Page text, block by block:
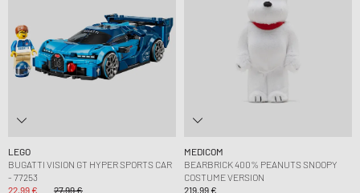
LEGO
BUGATTI VISION GT HYPER SPORTS CAR
- 77253
22,99 €
27,99 €
MEDICOM
BEARBRICK 400% PEANUTS SNOOPY
COSTUME VERSION
219,99 €